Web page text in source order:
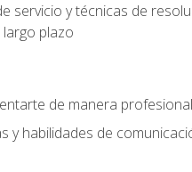
servicio y técnicas de
plazo
de manera
habilidades de